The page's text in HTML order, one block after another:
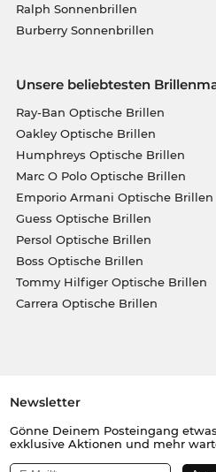
Ralph Sonnenbrillen
Burberry Sonnenbrillen
Unsere beliebtesten
Ray-Ban Optische Brillen
Oakley Optische Brillen
Humphreys Optische Brillen
Marc O Polo Optische Brillen
Emporio Armani Optische Brillen
Guess Optische Brillen
Persol Optische Brillen
Boss Optische Brillen
Tommy Hilfiger Optische Brillen
Carrera Optische Brillen
Newsletter
Gönne Deinem Posteingang
exklusive Aktionen und mehr